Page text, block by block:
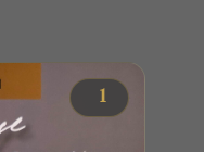
№ 1